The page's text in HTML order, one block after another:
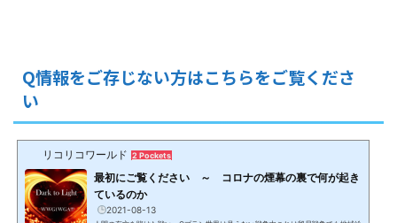
Q情報をご存じない方はこちらをご覧くださ
い
リコリコワールド 2 Pockets
最初にご覧ください ～ コロナの煙幕の裏で何が起き
ているのか
2021-08-13